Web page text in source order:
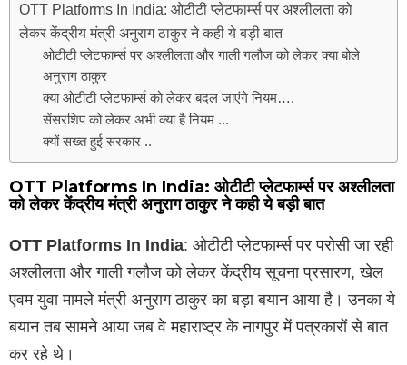
OTT Platforms In India: ओटीटी प्लेटफार्म्स पर अश्लीलता को
लेकर केंद्रीय मंत्री अनुराग ठाकुर ने कही ये बड़ी बात
ओटीटी प्लेटफार्म्स पर अश्लीलता और गाली गलौज को लेकर क्या बोले
अनुराग ठाकुर
क्या ओटीटी प्लेटफार्म्स को लेकर बदल जाएंगे नियम….
सेंसरशिप को लेकर अभी क्या है नियम ...
क्यों सख्त हुई सरकार ..
OTT Platforms In India: ओटीटी प्लेटफार्म्स पर अश्लीलता
को लेकर केंद्रीय मंत्री अनुराग ठाकुर ने कही ये बड़ी बात
OTT Platforms In India: ओटीटी प्लेटफार्म्स पर परोसी जा रही
अश्लीलता और गाली गलौज को लेकर केंद्रीय सूचना प्रसारण, खेल
एवम युवा मामले मंत्री अनुराग ठाकुर का बड़ा बयान आया है। उनका ये
बयान तब सामने आया जब वे महाराष्ट्र के नागपुर में पत्रकारों से बात
कर रहे थे।